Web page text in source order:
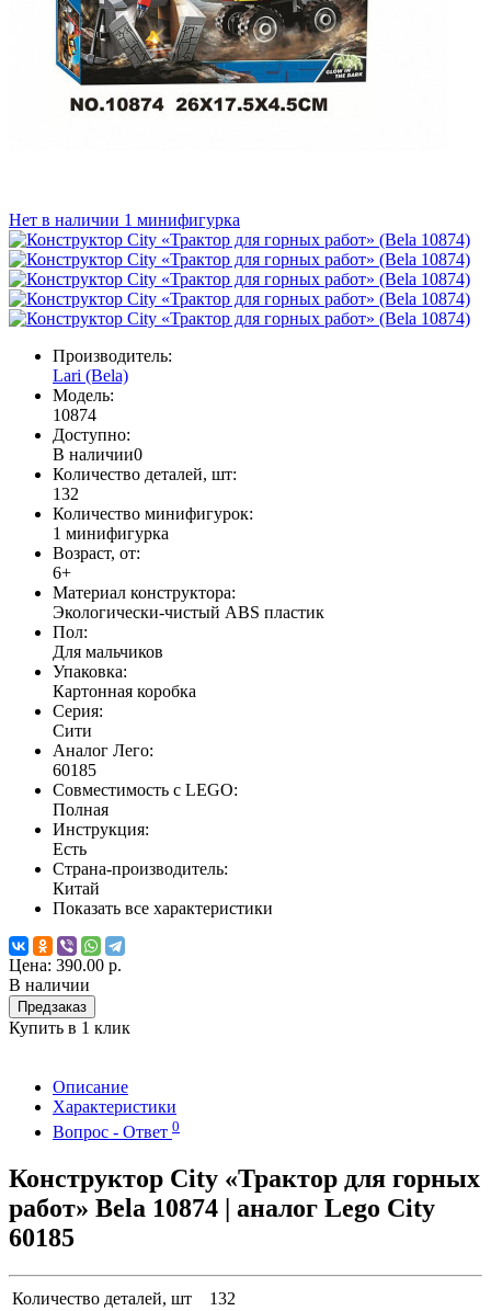
Нет в наличии 1 минифигурка
Производитель:
Lari (Bela)
Модель:
10874
Доступно:
В наличии0
Количество деталей, шт:
132
Количество минифигурок:
1 минифигурка
Возраст, от:
6+
Материал конструктора:
Экологически-чистый ABS пластик
Пол:
Для мальчиков
Упаковка:
Картонная коробка
Серия:
Сити
Аналог Лего:
60185
Совместимость с LEGO:
Полная
Инструкция:
Есть
Страна-производитель:
Китай
Показать все характеристики
Цена: 390.00 р.
В наличии
Предзаказ
Купить в 1 клик
Описание
Характеристики
Вопрос - Ответ 0
Конструктор City «Трактор для горных
работ» Bela 10874 | аналог Lego City
60185
Количество деталей, шт
132